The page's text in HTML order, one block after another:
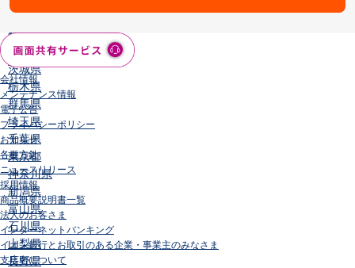
山形県
福島県
関東／北陸・甲信越
茨城県
栃木県
群馬県
埼玉県
千葉県
東京都
神奈川県
新潟県
富山県
石川県
山梨県
長野県
会社情報
メンテナンス情報
電子公告
プライバシーポリシー
お知らせ
各種方針
ニュースリリース
採用情報
商品概要説明書一覧
法人のお客さま
インターネットバンキング
イオン銀行とお取引のある企業・事業主のみなさま
支店名について